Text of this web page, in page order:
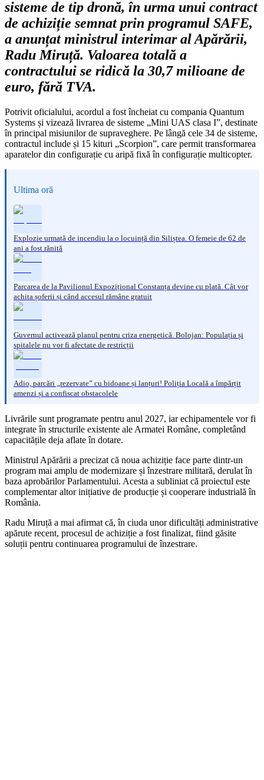
sisteme de tip dronă, în urma unui contract
de achiziție semnat prin programul SAFE,
a anunțat ministrul interimar al Apărării,
Radu Miruță. Valoarea totală a
contractului se ridică la 30,7 milioane de
euro, fără TVA.
Potrivit oficialului, acordul a fost încheiat cu compania Quantum
Systems și vizează livrarea de sisteme „Mini UAS clasa I”, destinate
în principal misiunilor de supraveghere. Pe lângă cele 34 de sisteme,
contractul include și 15 kituri „Scorpion”, care permit transformarea
aparatelor din configurație cu aripă fixă în configurație multicopter.
Ultima oră
Explozie urmată de incendiu la o locuință din Siliștea. O femeie de 62 de
ani a fost rănită
Parcarea de la Pavilionul Expozițional Constanța devine cu plată. Cât vor
achita șoferii și când accesul rămâne gratuit
Guvernul activează planul pentru criza energetică. Bolojan: Populația și
spitalele nu vor fi afectate de restricții
Adio, parcări „rezervate” cu bidoane și lanțuri! Poliția Locală a împărțit
amenzi și a confiscat obstacolele
Livrările sunt programate pentru anul 2027, iar echipamentele vor fi
integrate în structurile existente ale Armatei Române, completând
capacitățile deja aflate în dotare.
Ministrul Apărării a precizat că noua achiziție face parte dintr-un
program mai amplu de modernizare și înzestrare militară, derulat în
baza aprobărilor Parlamentului. Acesta a subliniat că proiectul este
complementar altor inițiative de producție și cooperare industrială în
România.
Radu Miruță a mai afirmat că, în ciuda unor dificultăți administrative
apărute recent, procesul de achiziție a fost finalizat, fiind găsite
soluții pentru continuarea programului de înzestrare.